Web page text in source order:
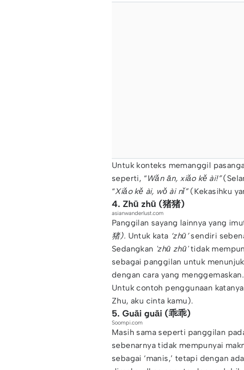
Untuk konteks memanggil
seperti, “Wǎn ān, xiǎo kě ài!”
“Xiǎo kě ài, wǒ ài nǐ” (Kekasihku
4. Zhū zhū (猪猪)
asianwanderlust.com
Panggilan sayang lainnya yang
猪). Untuk kata ‘zhū’sendiri
Sedangkan 'zhū zhū'tidak
sebagai panggilan untuk
dengan cara yang menggemaskan.
Untuk contoh penggunaan
Zhu, aku cinta kamu).
5. Guāi guāi (乖乖)
Soompi.com
Masih sama seperti panggilan
sebenarnya tidak mempunyai
sebagai ‘manis,’ tetapi dengan